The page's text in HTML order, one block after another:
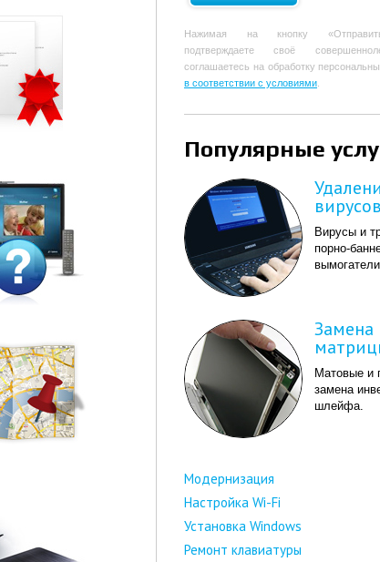
Нажимая на кнопку
подтверждаете своё
соглашаетесь на обработку
в соответствии с условиями
Популярные
вирусов
Вирусы и
порно-
Замена
Матовые и
замена
шлейфа.
Модернизация
Настройка Wi-Fi
Установка Windows
Ремонт клавиатуры